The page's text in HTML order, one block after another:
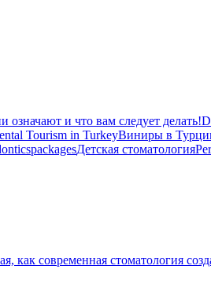
означают и что вам следует делать!
Tourism in TurkeyВиниры в
packagesДетская стоматология
современная стоматология